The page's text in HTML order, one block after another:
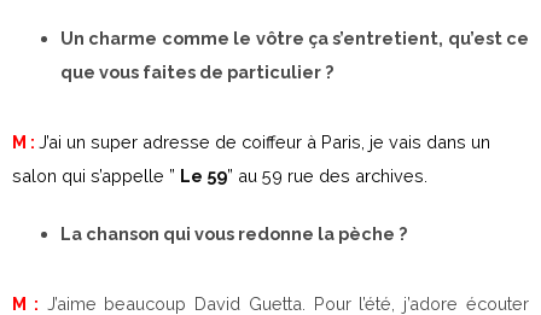
Un charme comme le vôtre ça s’entretient, qu’est ce
que vous faites de particulier ?
M : J’ai un super adresse de coiffeur à Paris, je vais dans un
salon qui s’appelle ” Le 59” au 59 rue des archives.
La chanson qui vous redonne la pèche ?
M : J’aime beaucoup David Guetta. Pour l’été, j’adore écouter